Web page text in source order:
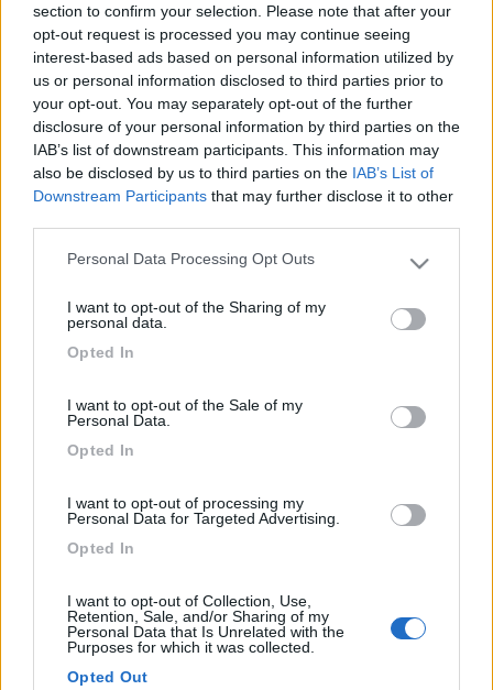
section to confirm your selection. Please note that after your
opt-out request is processed you may continue seeing
interest-based ads based on personal information utilized by
us or personal information disclosed to third parties prior to
your opt-out. You may separately opt-out of the further
disclosure of your personal information by third parties on the
IAB’s list of downstream participants. This information may
also be disclosed by us to third parties on the IAB’s List of
Downstream Participants that may further disclose it to other
Please note that this website/app uses one or more Google
not limited to your visit or usage behaviour. You may click to
grant or deny consent to Google and its third-party tags to
use your data for below specified purposes in below Google
Personal Data Processing Opt Outs
I want to opt-out of the Sharing of my
personal data.
Opted In
I want to opt-out of the Sale of my
Personal Data.
Opted In
I want to opt-out of processing my
Personal Data for Targeted Advertising.
Opted In
I want to opt-out of Collection, Use,
Retention, Sale, and/or Sharing of my
Personal Data that Is Unrelated with the
Purposes for which it was collected.
Opted Out
06/01/2018
16:29:30
se la nuova valvola rimane chiusa e tiene perfettamente è molto
probabile che l'acqua del boiler con pompa ferma rientra nel
serbatoio causa valvola di non ritorno bloccata aperta e livello
superiore del boiler più alto dl serbatoio , ovviamente mi
riferisco a una pompa sommersa come presumo sia sul tuo
camper
173
Inserito il06/01/2018
se la nuova valvola rimane chiusa e tiene perfettamente è molto
probabile che l'acqua del boiler con pompa ferma rientra nel serbatoio
come presumo sia sul tuo camper mario
E quello che penso anche io,ma la valvola di ritegno (non so se
Ho sfilato il tubo nel gomito 10 cn prima della pompa e
rientrava molta acqua allora sara nella pompa questa valvola?
Grazie per l'aiuto